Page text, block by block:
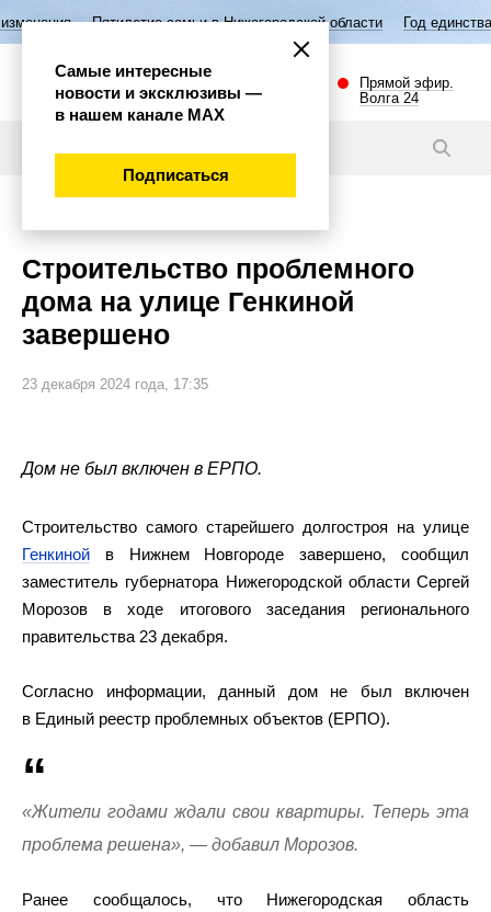
семьи в Нижегородской области Год единства народов России
Прямой эфир.
Волга 24
Строительство проблемного
дома на улице Генкиной
завершено
23 декабря 2024 года, 17:35
Дом не был включен в ЕРПО.
Строительство самого старейшего долгостроя на улице
Генкиной в Нижнем Новгороде завершено, сообщил
заместитель губернатора Нижегородской области Сергей
Морозов в ходе итогового заседания регионального
правительства 23 декабря.
Согласно информации, данный дом не был включен
в Единый реестр проблемных объектов (ЕРПО).
«Жители годами ждали свои квартиры. Теперь эта
проблема решена», — добавил Морозов.
Ранее сообщалось, что Нижегородская область
Самые интересные
новости и эксклюзивы —
в нашем канале МАХ
Подписаться